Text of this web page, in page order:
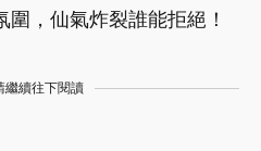
，仙氣炸裂誰能拒絕！
繼續往下閱讀